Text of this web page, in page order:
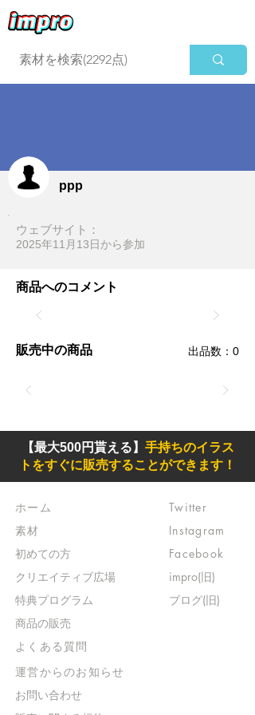
ppp
ウェブサイト：
2025年11月13日​から参加
商品へのコメント
販売中の商品 ​出品数：0
【最大500円貰える】 手持ちのイラス
トをすぐに販売することができます！
ホーム
素材
初めての方
​クリエイティブ広場
​特典プログラム
​商品の販売
よくある質問
Twitter
Instagram
Facebook
impro(旧)​
ブログ(旧)
​運営からのお知らせ
お問い合わせ